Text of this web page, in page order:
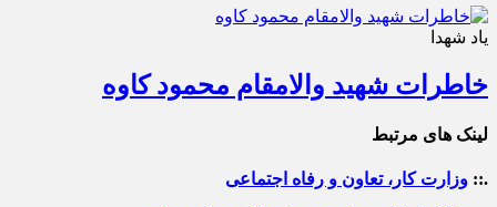
یاد شهدا
خاطرات شهید والامقام محمود کاوه‌
لینک های مرتبط
.:: وزارت کار، تعاون و رفاه اجتماعی